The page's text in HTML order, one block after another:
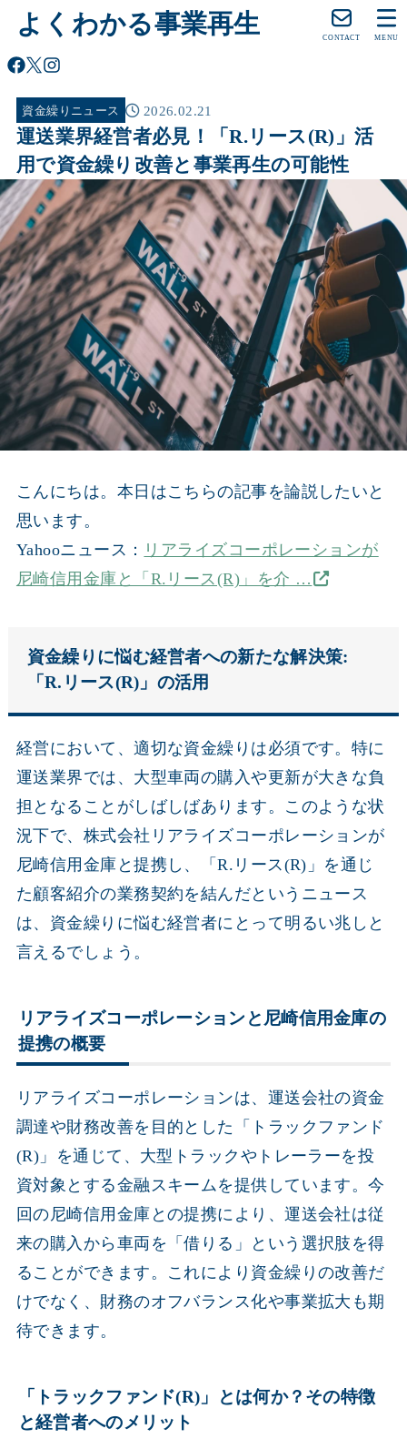
よくわかる事業再生 CONTACT MENU
資金繰りニュース 2026.02.21
運送業界経営者必見！「R.リース(R)」活
用で資金繰り改善と事業再生の可能性
こんにちは。本日はこちらの記事を論説したいと
思います。
Yahooニュース： リアライズコーポレーションが
尼崎信用金庫と「R.リース(R)」を介 …
資金繰りに悩む経営者への新たな解決策:
「R.リース(R)」の活用
経営において、適切な資金繰りは必須です。特に
運送業界では、大型車両の購入や更新が大きな負
担となることがしばしばあります。このような状
況下で、株式会社リアライズコーポレーションが
尼崎信用金庫と提携し、「R.リース(R)」を通じ
た顧客紹介の業務契約を結んだというニュース
は、資金繰りに悩む経営者にとって明るい兆しと
言えるでしょう。
リアライズコーポレーションと尼崎信用金庫の
提携の概要
リアライズコーポレーションは、運送会社の資金
調達や財務改善を目的とした「トラックファンド
(R)」を通じて、大型トラックやトレーラーを投
資対象とする金融スキームを提供しています。今
回の尼崎信用金庫との提携により、運送会社は従
来の購入から車両を「借りる」という選択肢を得
ることができます。これにより資金繰りの改善だ
けでなく、財務のオフバランス化や事業拡大も期
待できます。
「トラックファンド(R)」とは何か？その特徴
と経営者へのメリット